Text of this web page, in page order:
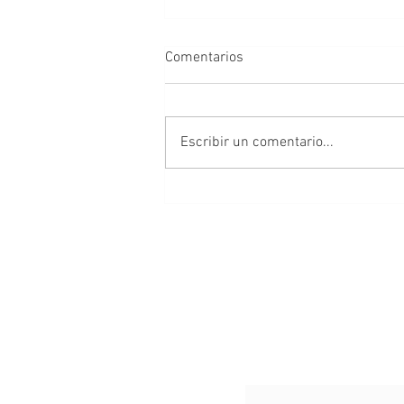
Al alcance de todos
Comentarios
Escribir un comentario...